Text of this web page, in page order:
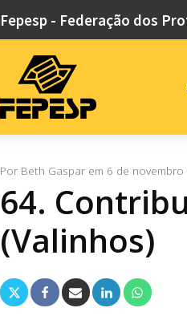
Fepesp - Federação dos
Por Beth Gaspar em 6 de novembro
64.
(Valinhos)